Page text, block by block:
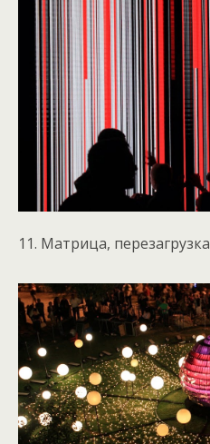
11. Матрица, перезагрузка